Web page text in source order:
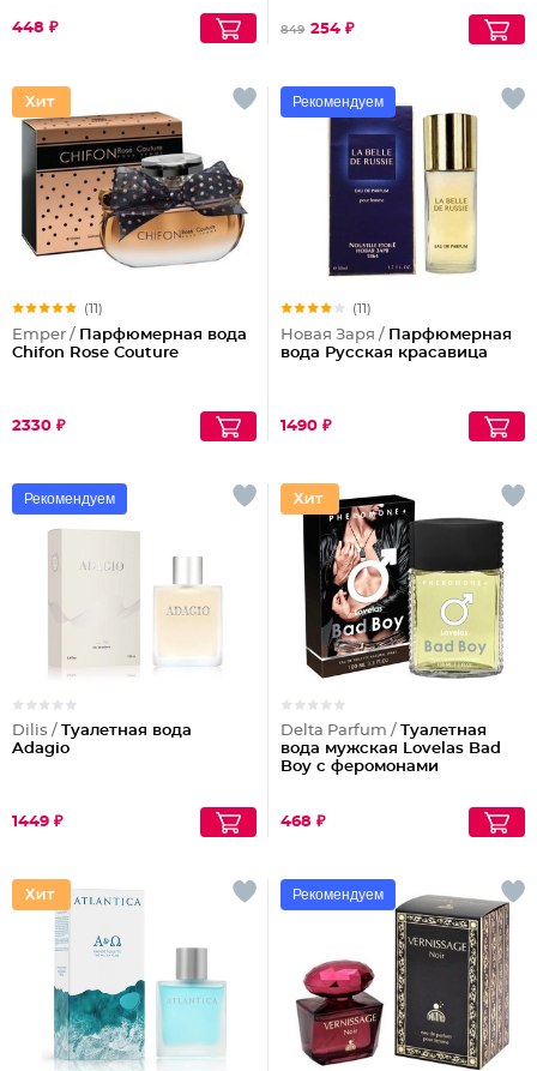
448 ₽ 849 254 ₽
(11)
Emper / Парфюмерная вода
Chifon Rose Couture
2330 ₽
Рекомендуем
(11)
Новая Заря / Парфюмерная
вода Русская красавица
1490 ₽
Рекомендуем
Dilis / Туалетная вода
Adagio
1449 ₽
Delta Parfum / Туалетная
вода мужская Lovelas Bad
Boy с феромонами
468 ₽
Рекомендуем